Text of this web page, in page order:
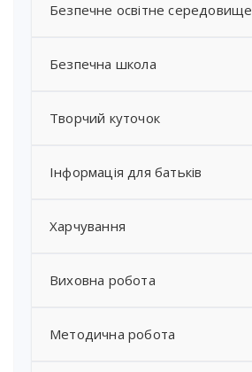
Безпечне освітне середовище
Безпечна школа
Творчий куточок
Інформація для батьків
Харчування
Виховна робота
Методична робота